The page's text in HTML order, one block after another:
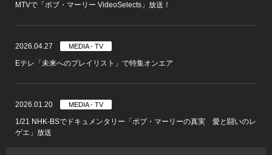
MTVで「ボブ・マーリー VideoSelects」放送！
2026.04.27 MEDIA - TV
Eテレ「未来へのプレイリスト」で特集オンエア
2026.01.20 MEDIA - TV
1/21 NHK-BSでドキュメンタリー「ボブ・マーリーの真実 愛と闘いのレ
ゲエ」放送